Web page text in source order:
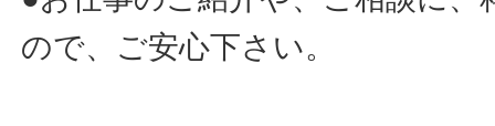
ので、ご安心下さい。